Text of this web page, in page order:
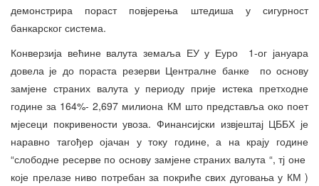
демонстрира пораст повјерења штедиша у сигурност
банкарског система.
Конверзија већине валута земаља ЕУ у Еуро 1-ог јануара
довела је до пораста резерви Централне банке по основу
замјене страних валута у периоду прије истека претходне
године за 164%- 2,697 милиона КМ што представља око поет
мјесеци покривености увоза. Финансијски извјештај ЦББХ је
наравно тагођер ојачан у току године, а на крају године
“слободне ресерве по основу замјене страних валута “, тј оне
које прелазе ниво потребан за покриће свих дуговања у КМ )